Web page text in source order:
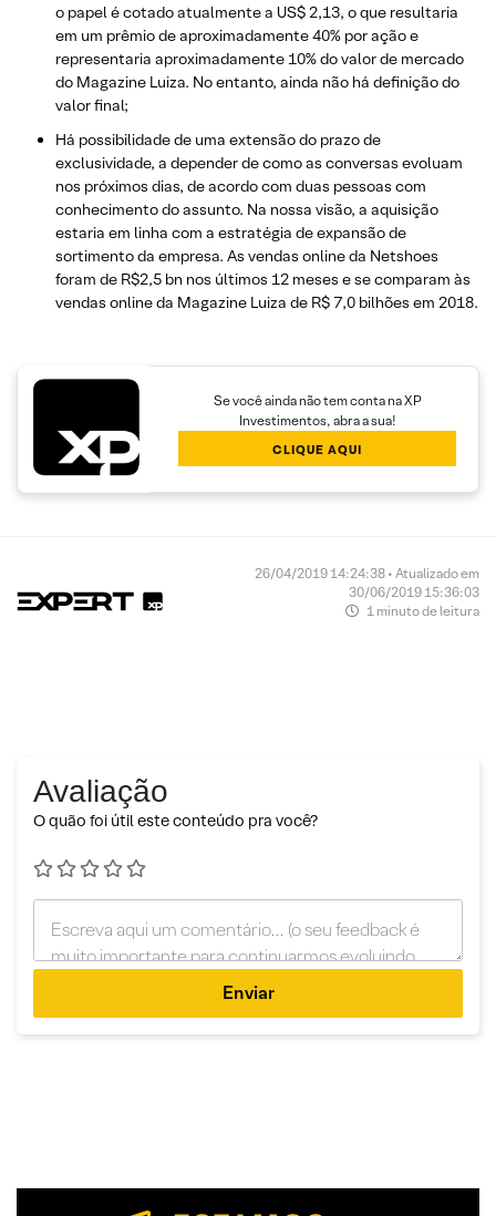
o papel é cotado atualmente a US$ 2,13, o que resultaria
em um prêmio de aproximadamente 40% por ação e
representaria aproximadamente 10% do valor de mercado
do Magazine Luiza. No entanto, ainda não há definição do
valor final;
Há possibilidade de uma extensão do prazo de
exclusividade, a depender de como as conversas evoluam
nos próximos dias, de acordo com duas pessoas com
conhecimento do assunto. Na nossa visão, a aquisição
estaria em linha com a estratégia de expansão de
sortimento da empresa. As vendas online da Netshoes
foram de R$2,5 bn nos últimos 12 meses e se comparam às
vendas online da Magazine Luiza de R$ 7,0 bilhões em 2018.
Se você ainda não tem conta na XP
Investimentos, abra a sua!
CLIQUE AQUI
26/04/2019 14:24:38 • Atualizado em
30/06/2019 15:36:03
1 minuto de leitura
Avaliação
O quão foi útil este conteúdo pra você?
Enviar